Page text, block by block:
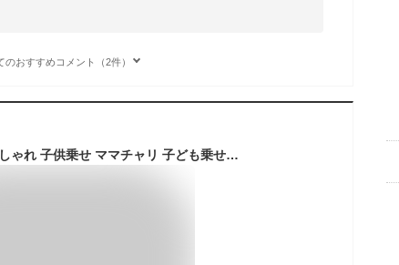
のおすすめコメント（2件）
自転車 電動自転車 おしゃれ 子供乗せ ママチャリ 子ども乗せ チャイルドシート付き 子ども電動アシスト自転車 子乗せ 20インチ 電動自転車 24インチ ライト カゴ付き PELTECH TDH-408LP-BE-8AH【TD】【100％完成納品】【代引不可】【重点】